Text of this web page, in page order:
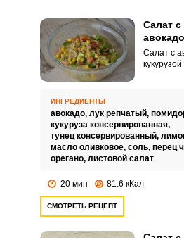
Салат с
Салат с
впишется
любой
ИНГРЕДИЕНТЫ
авокадо, лук репчатый,
кукуруза консервированная,
тунец консервированный,
масло оливковое, соль, перец
орегано, листовой салат
20 мин 81.6 кКал
СМОТРЕТЬ РЕЦЕПТ